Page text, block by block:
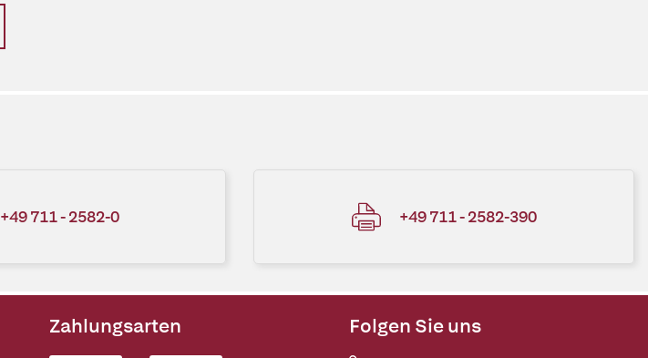
+49 711 - 2582-0 +49 711 - 2582-390
Zahlungsarten Folgen Sie uns